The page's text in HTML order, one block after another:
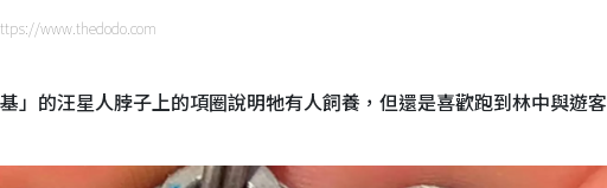
www.thedodo.com
」的汪星人脖子上的項圈說明牠有人飼養，但還是喜歡跑到林中與遊客